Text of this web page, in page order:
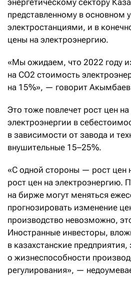
энергетическому сектору
представленному в основном
электростанциями, и в
цены на электроэнергию.
«Мы ожидаем, что 2022 году
на СО2 стоимость
на 15%», — говорит
Это тоже повлечет рост цен
электроэнергии в
в зависимости от завода и
внушительные 15–25%.
«С одной стороны — рост цен
рост цен на электроэнергию.
на бирже могут меняться
прогнозировать изменение
производство невозможно,
Иностранные инвесторы,
в казахстанские
о жизнеспособности
регулирования», —